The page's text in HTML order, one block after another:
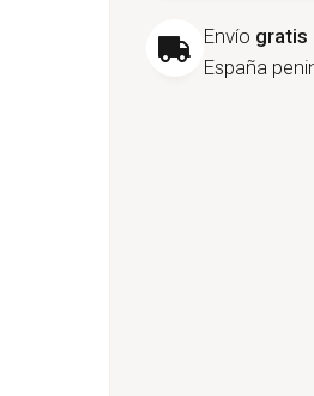
Envío gratis
España